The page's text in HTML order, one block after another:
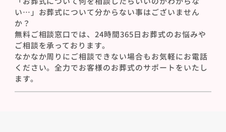
い…」お葬式について分からない事はございません
か？
無料ご相談窓口では、24時間365日お葬式のお悩みや
ご相談を承っております。
なかなか周りにご相談できない場合もお気軽にお電話
ください。全力でお客様のお葬式のサポートをいたし
ます。